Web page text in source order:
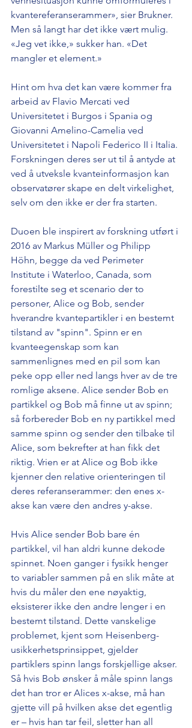
kvantereferanserammer», sier Brukner.
Men så langt har det ikke vært mulig.
«Jeg vet ikke,» sukker han. «Det
mangler et element.»
Hint om hva det kan være kommer fra
arbeid av Flavio Mercati ved
Universitetet i Burgos i Spania og
Giovanni Amelino-Camelia ved
Universitetet i Napoli Federico II i Italia.
Forskningen deres ser ut til å antyde at
ved å utveksle kvanteinformasjon kan
observatører skape en delt virkelighet,
selv om den ikke er der fra starten.
Duoen ble inspirert av forskning utført i
2016 av Markus Müller og Philipp
Höhn, begge da ved Perimeter
Institute i Waterloo, Canada, som
forestilte seg et scenario der to
personer, Alice og Bob, sender
hverandre kvantepartikler i en bestemt
tilstand av "spinn". Spinn er en
kvanteegenskap som kan
sammenlignes med en pil som kan
peke opp eller ned langs hver av de tre
romlige aksene. Alice sender Bob en
partikkel og Bob må finne ut av spinn;
så forbereder Bob en ny partikkel med
samme spinn og sender den tilbake til
Alice, som bekrefter at han fikk det
riktig. Vrien er at Alice og Bob ikke
kjenner den relative orienteringen til
deres referanserammer: den enes x-
akse kan være den andres y-akse.
Hvis Alice sender Bob bare én
partikkel, vil han aldri kunne dekode
spinnet. Noen ganger i fysikk henger
to variabler sammen på en slik måte at
hvis du måler den ene nøyaktig,
eksisterer ikke den andre lenger i en
bestemt tilstand. Dette vanskelige
problemet, kjent som Heisenberg-
usikkerhetsprinsippet, gjelder
partiklers spinn langs forskjellige akser.
Så hvis Bob ønsker å måle spinn langs
det han tror er Alices x-akse, må han
gjette vill på hvilken akse det egentlig
er – hvis han tar feil, sletter han all